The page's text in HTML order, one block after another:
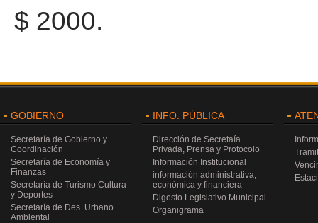
$ 2000.
GOBIERNO
Secretaría de Gobierno y
Coordinación
Secretaría de Economía y
Finanzas
Secretaría de Turismo Cultura
y Deportes
Secretaría de Des. Urbano
Ambiental
INFO. PÚBLICA
Dirección de Secretaía
Privada, Prensa y Protocolo
Información Institucional
información administrativa,
económica y financiera
Digesto Legislativo Municipal
Organigrama